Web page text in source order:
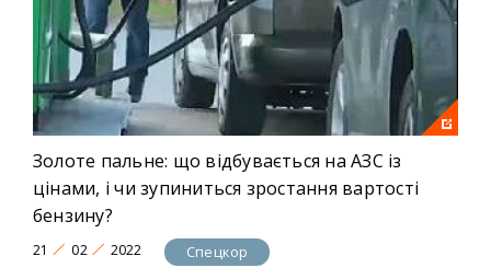
Золоте пальне: що відбувається на АЗС із
цінами, і чи зупиниться зростання вартості
бензину?
21 02 2022 Спецкор